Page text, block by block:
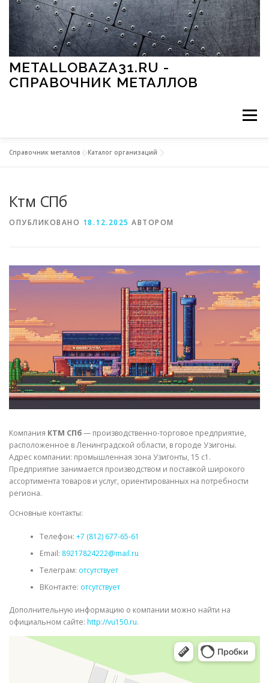
Перейти к содержимому
METALLOBAZA31.RU -
СПРАВОЧНИК МЕТАЛЛОВ
Меню
МЕТАЛЛЫ И ОКРУЖАЮЩАЯ СРЕДА
СОРТА МЕТАЛЛОВ
СТАТЬИ
Справочник металлов »Каталог организаций
Ктм СПб
ОПУБЛИКОВАНО 18.12.2025 АВТОРОМ
Компания КТМ СПб— производственно-торговое предприятие,
расположенное в Ленинградской области, в городе Узигоны.
Адрес компании: промышленная зона Узигонты, 15 с1.
Предприятие занимается производством и поставкой широкого
ассортимента товаров и услуг, ориентированных на потребности
региона.
Основные контакты:
Телефон: +7 (812) 677-65-61
Email: 89217824222@mail.ru
Телеграм: отсутствует
ВКонтакте: отсутствует
Дополнительную информацию о компании можно найти на
официальном сайте: http://vu150.ru.